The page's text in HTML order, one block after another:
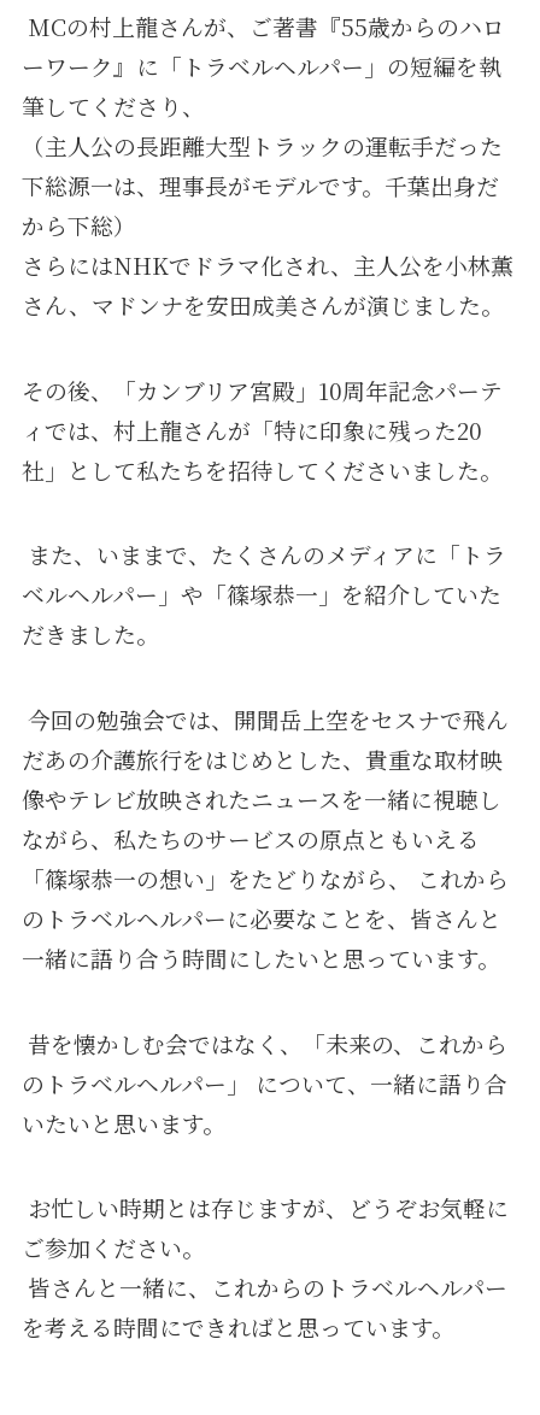
MCの村上龍さんが、ご著書『55歳からのハロ
ーワーク』に「トラベルヘルパー」の短編を執
筆してくださり、
（主人公の長距離大型トラックの運転手だった
下総源一は、理事長がモデルです。千葉出身だ
から下総）
さらにはNHKでドラマ化され、主人公を小林薫
さん、マドンナを安田成美さんが演じました。
その後、「カンブリア宮殿」10周年記念パーテ
ィでは、村上龍さんが「特に印象に残った20
社」として私たちを招待してくださいました。
また、いままで、たくさんのメディアに「トラ
ベルヘルパー」や「篠塚恭一」を紹介していた
だきました。
今回の勉強会では、開聞岳上空をセスナで飛ん
だあの介護旅行をはじめとした、貴重な取材映
像やテレビ放映されたニュースを一緒に視聴し
ながら、私たちのサービスの原点ともいえる
「篠塚恭一の想い」をたどりながら、 これから
のトラベルヘルパーに必要なことを、皆さんと
一緒に語り合う時間にしたいと思っています。
昔を懐かしむ会ではなく、「未来の、これから
のトラベルヘルパー」 について、一緒に語り合
いたいと思います。
お忙しい時期とは存じますが、どうぞお気軽に
ご参加ください。
皆さんと一緒に、これからのトラベルヘルパー
を考える時間にできればと思っています。